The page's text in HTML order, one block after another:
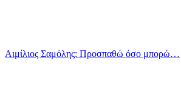
Αιμίλιος Σαμόλης: Προσπαθώ όσο μπορώ…